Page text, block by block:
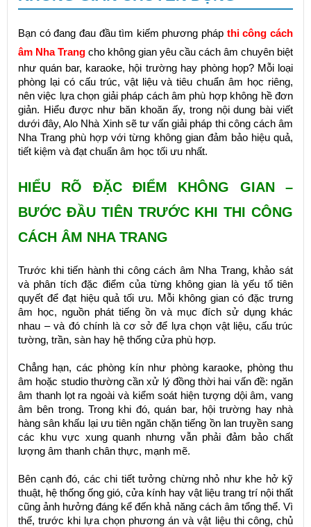
Bạn có đang đau đầu tìm kiếm phương pháp thi công cách
âm Nha Trang cho không gian yêu cầu cách âm chuyên biệt
như quán bar, karaoke, hội trường hay phòng họp? Mỗi loại
phòng lại có cấu trúc, vật liệu và tiêu chuẩn âm học riêng,
nên việc lựa chọn giải pháp cách âm phù hợp không hề đơn
giản. Hiểu được như băn khoăn ấy, trong nội dung bài viết
dưới đây, Alo Nhà Xinh sẽ tư vấn giải pháp thi công cách âm
Nha Trang phù hợp với từng không gian đảm bảo hiệu quả,
tiết kiệm và đạt chuẩn âm học tối ưu nhất.
HIỂU RÕ ĐẶC ĐIỂM KHÔNG GIAN –
BƯỚC ĐẦU TIÊN TRƯỚC KHI THI CÔNG
CÁCH ÂM NHA TRANG
Trước khi tiến hành thi công cách âm Nha Trang, khảo sát
và phân tích đặc điểm của từng không gian là yếu tố tiên
quyết để đạt hiệu quả tối ưu. Mỗi không gian có đặc trưng
âm học, nguồn phát tiếng ồn và mục đích sử dụng khác
nhau – và đó chính là cơ sở để lựa chọn vật liệu, cấu trúc
tường, trần, sàn hay hệ thống cửa phù hợp.
Chẳng hạn, các phòng kín như phòng karaoke, phòng thu
âm hoặc studio thường cần xử lý đồng thời hai vấn đề: ngăn
âm thanh lọt ra ngoài và kiểm soát hiện tượng dội âm, vang
âm bên trong. Trong khi đó, quán bar, hội trường hay nhà
hàng sân khấu lại ưu tiên ngăn chặn tiếng ồn lan truyền sang
các khu vực xung quanh nhưng vẫn phải đảm bảo chất
lượng âm thanh chân thực, mạnh mẽ.
Bên cạnh đó, các chi tiết tưởng chừng nhỏ như khe hở kỹ
thuật, hệ thống ống gió, cửa kính hay vật liệu trang trí nội thất
cũng ảnh hưởng đáng kể đến khả năng cách âm tổng thể. Vì
thế, trước khi lựa chọn phương án và vật liệu thi công, chủ